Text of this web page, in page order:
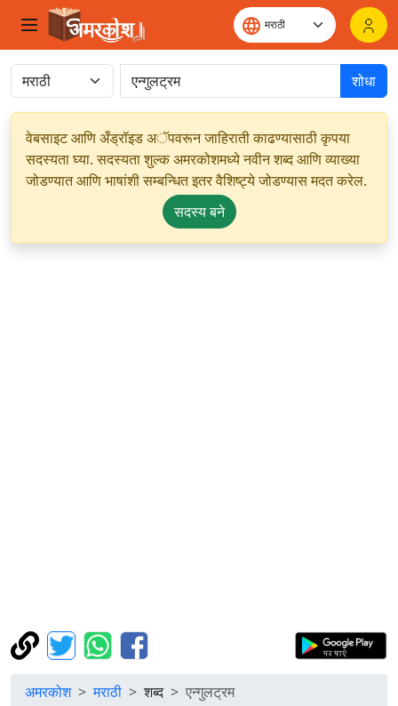
शोधा
वेबसाइट आणि अँड्रॉइड अॅपवरून जाहिराती काढण्यासाठी कृपया
सदस्यता घ्या. सदस्यता शुल्क अमरकोशमध्ये नवीन शब्द आणि व्याख्या
जोडण्यात आणि भाषांशी सम्बन्धित इतर वैशिष्ट्ये जोडण्यास मदत करेल.
सदस्य बने
अमरकोश मराठी शब्द एन्गुलट्रम